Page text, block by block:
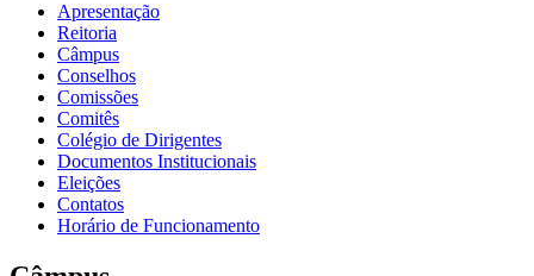
Apresentação
Reitoria
Câmpus
Conselhos
Comissões
Comitês
Colégio de Dirigentes
Documentos Institucionais
Eleições
Contatos
Horário de Funcionamento